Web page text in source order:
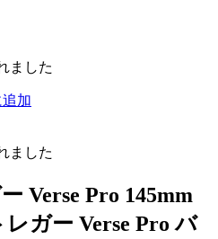
ました
ました
Verse Pro 145mm
ガー Verse Pro バ